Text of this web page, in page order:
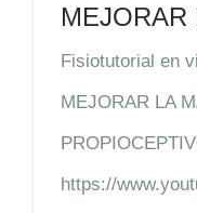
MEJORAR
Fisiotutorial en
MEJORAR LA
https://